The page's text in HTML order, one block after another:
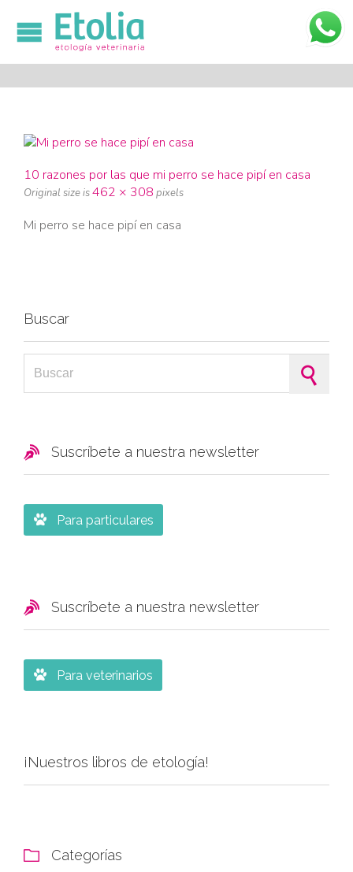

10 razones por las que mi perro se hace pipí en casa
Original size is462 × 308 pixels
Mi perro se hace pipí en casa
Buscar
 Suscríbete a nuestra newsletter
 Para particulares
 Suscríbete a nuestra newsletter
 Para veterinarios
¡Nuestros libros de etología!
 Categorías